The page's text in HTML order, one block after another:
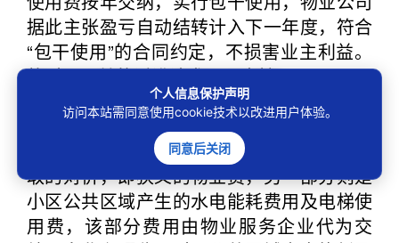
据此主张盈亏自动结转计入下一年度，符合
“包干使用”的合同约定，不损害业主利益。
故对于王某的诉讼请求不予支持。
【典型意义】
小区物业服务费用通常有两部分构成：
一部分是物业服务企业为小区提供物业费收
取的对价，即狭义的物业费，另一部分则是
小区公共区域产生的水电能耗费用及电梯使
用费，该部分费用由物业服务企业代为交
个人信息保护声明
访问本站需同意使用cookie技术以改进用户体验。
同意后关闭